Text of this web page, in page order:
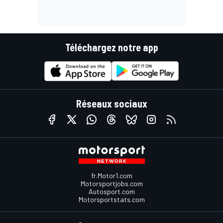
Téléchargez notre app
Réseaux sociaux
fr.Motor1.com
Motorsportjobs.com
Autosport.com
Motorsportstats.com